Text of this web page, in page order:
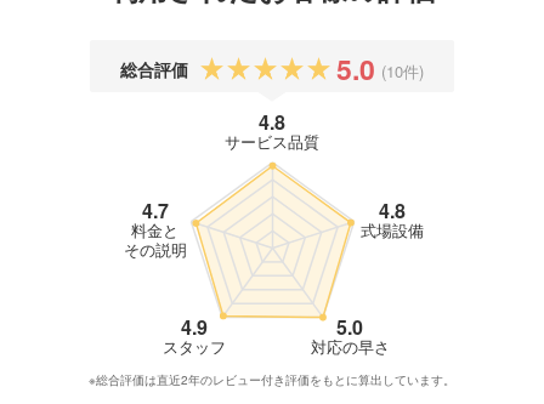
総合評価 5.0 (10件)
4.8
サービス品質
4.8
式場設備
5.0
対応の早さ
4.9
スタッフ
4.7
料金と
その説明
※総合評価は直近2年のレビュー付き評価をもとに算出しています。